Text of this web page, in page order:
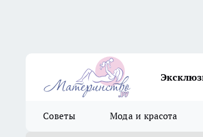
Советы Мода и красота